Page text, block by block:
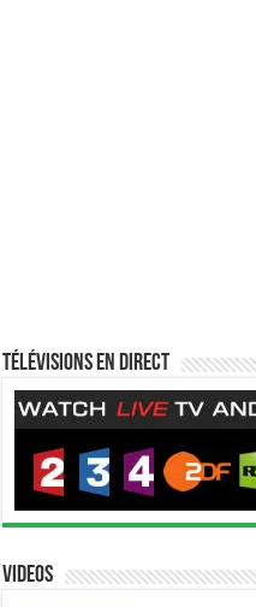
Télévisions en direct
Videos